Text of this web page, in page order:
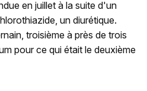
en juillet à la suite d'un
un diurétique.
troisième à près de trois
pour ce qui était le deuxième